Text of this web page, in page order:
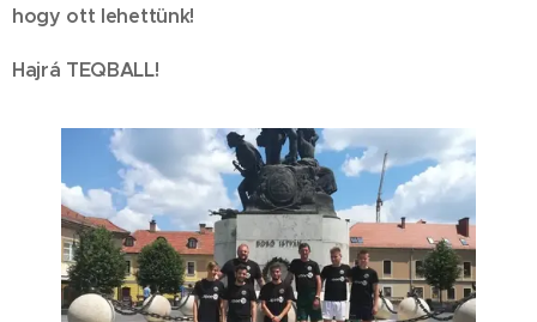
hogy ott lehettünk!
Hajrá TEQBALL!